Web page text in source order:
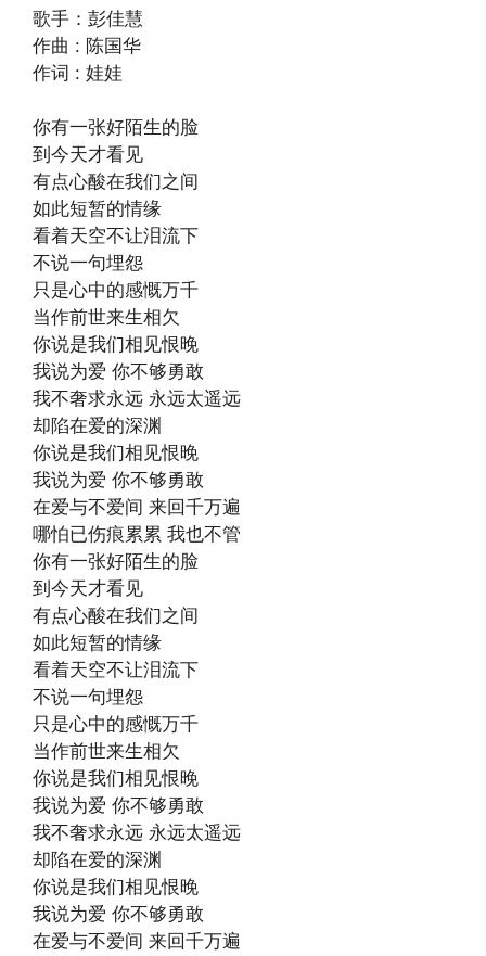
歌手：彭佳慧
作曲 : 陈国华
作词 : 娃娃
你有一张好陌生的脸
到今天才看见
有点心酸在我们之间
如此短暂的情缘
看着天空不让泪流下
不说一句埋怨
只是心中的感慨万千
当作前世来生相欠
你说是我们相见恨晚
我说为爱 你不够勇敢
我不奢求永远 永远太遥远
却陷在爱的深渊
你说是我们相见恨晚
我说为爱 你不够勇敢
在爱与不爱间 来回千万遍
哪怕已伤痕累累 我也不管
你有一张好陌生的脸
到今天才看见
有点心酸在我们之间
如此短暂的情缘
看着天空不让泪流下
不说一句埋怨
只是心中的感慨万千
当作前世来生相欠
你说是我们相见恨晚
我说为爱 你不够勇敢
我不奢求永远 永远太遥远
却陷在爱的深渊
你说是我们相见恨晚
我说为爱 你不够勇敢
在爱与不爱间 来回千万遍